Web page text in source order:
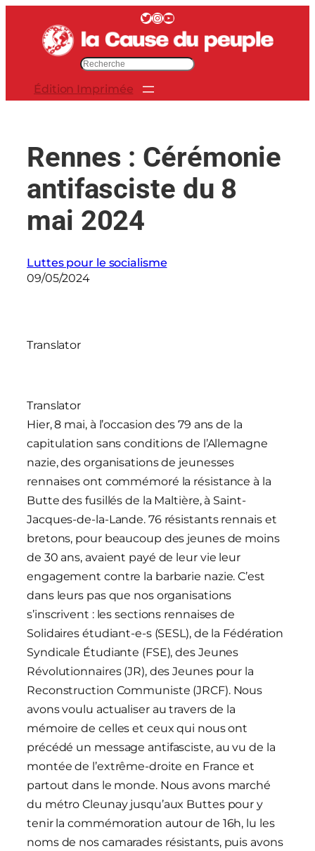
contenu
Twitter InstagramYouTube
e
Édition Imprimée
Rennes : Cérémonie
antifasciste du 8
mai 2024
Luttes pour le socialisme
09/05/2024
Translator
Translator
Hier, 8 mai, à l’occasion des 79 ans de la
capitulation sans conditions de l’Allemagne
nazie, des organisations de jeunesses
rennaises ont commémoré la résistance à la
Butte des fusillés de la Maltière, à Saint-
Jacques-de-la-Lande. 76 résistants rennais et
bretons, pour beaucoup des jeunes de moins
de 30 ans, avaient payé de leur vie leur
engagement contre la barbarie nazie. C’est
dans leurs pas que nos organisations
s’inscrivent : les sections rennaises de
Solidaires étudiant-e-s (SESL), de la Fédération
Syndicale Étudiante (FSE), des Jeunes
Révolutionnaires (JR), des Jeunes pour la
Reconstruction Communiste (JRCF). Nous
avons voulu actualiser au travers de la
mémoire de celles et ceux qui nous ont
précédé un message antifasciste, au vu de la
montée de l’extrême-droite en France et
partout dans le monde. Nous avons marché
du métro Cleunay jusqu’aux Buttes pour y
tenir la commémoration autour de 16h, lu les
noms de nos camarades résistants, puis avons